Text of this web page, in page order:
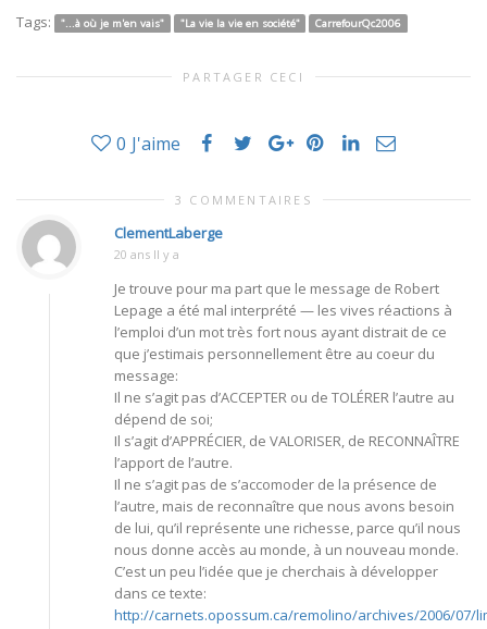
Tags:
"...à où je m'en vais" "La vie la vie en société" CarrefourQc2006
PARTAGER CECI
0 J'aime
3 COMMENTAIRES
ClementLaberge
20 ans Il y a
Je trouve pour ma part que le message de Robert
Lepage a été mal interprété — les vives réactions à
l’emploi d’un mot très fort nous ayant distrait de ce
que j’estimais personnellement être au coeur du
message:
Il ne s’agit pas d’ACCEPTER ou de TOLÉRER l’autre au
dépend de soi;
Il s’agit d’APPRÉCIER, de VALORISER, de RECONNAÎTRE
l’apport de l’autre.
Il ne s’agit pas de s’accomoder de la présence de
l’autre, mais de reconnaître que nous avons besoin
de lui, qu’il représente une richesse, parce qu’il nous
nous donne accès au monde, à un nouveau monde.
C’est un peu l’idée que je cherchais à développer
dans ce texte:
http://carnets.opossum.ca/remolino/archives/2006/07/